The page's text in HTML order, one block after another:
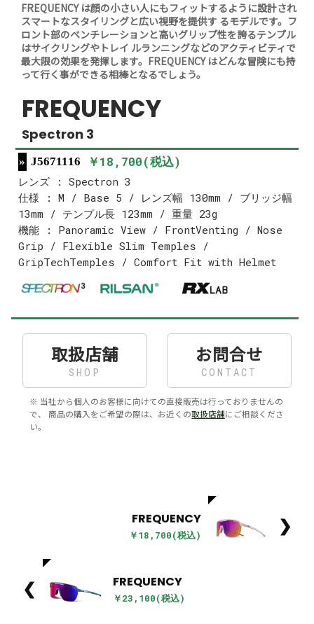
FREQUENCY は顔の小さい人にもフィットするように設計され
スマートなスタイリングと広い視野を提供す るモデルです。フ
ロント部のベンチレーションと高いグリップ性を誇るテンプル
はサイクリングやトレイ ルランニングなどのアクティビティで
最大限の効果を発揮します。FREQUENCY はどんな冒険にも持
って行く事ができる相棒となるでしょう。
FREQUENCY
Spectron 3
J5671116 ￥18,700(税込)
レンズ : Spectron 3
仕様 : M / Base 5 / レンズ幅 130mm / ブリッジ幅
13mm / テンプル長 123mm / 重量 23g
機能 : Panoramic View / FrontVenting / Nose
Grip / Flexible Slim Temples /
GripTechTemples / Comfort Fit with Helmet
取扱店舗
SHOP
お問合せ
CONTACT
※ 当社から個人のお客様に向けての直接販売は行っておりませんの
で、 商品の購入をご希望の際は、お近くの取扱店舗にご相談くださ
い。
FREQUENCY
￥18,700(税込) ❯
❮ FREQUENCY
￥23,100(税込)